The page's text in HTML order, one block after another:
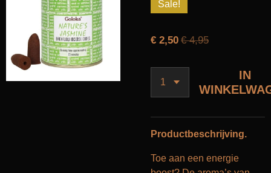
Sale!
€ 2,50 € 4,95
IN
Productbeschrijving.
Toe aan een energie